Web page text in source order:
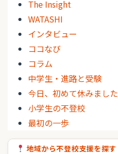
The Insight
WATASHI
インタビュー
ココなび
コラム
中学生・進路と受験
今日、初めて休みました
小学生の不登校
最初の一歩
地域から不登校支援を探す